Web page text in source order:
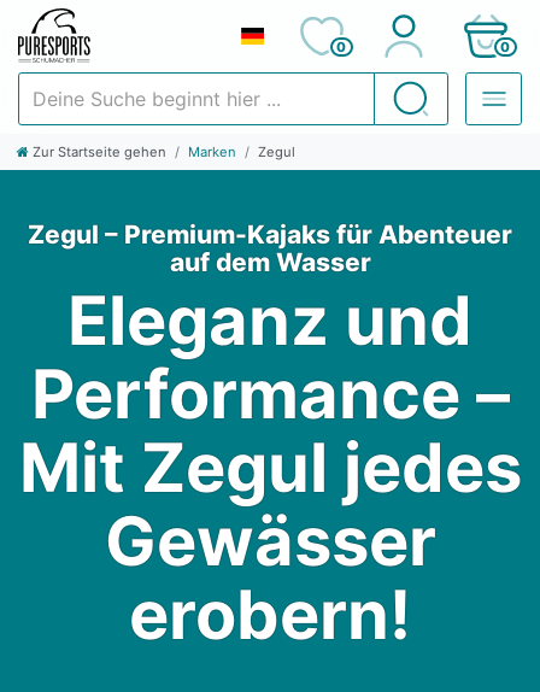
Suchen
0 0
Zur Startseite gehen Marken Zegul
Zegul – Premium-Kajaks für Abenteuer
auf dem Wasser
Eleganz und
Performance –
Mit Zegul jedes
Gewässer
erobern!